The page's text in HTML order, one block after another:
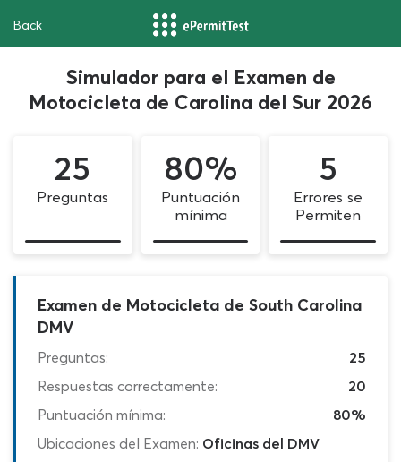
Back
Simulador para el Examen de
Motocicleta de Carolina del Sur 2026
25
Preguntas
80%
Puntuación
mínima
5
Errores se
Permiten
Examen de Motocicleta de South Carolina
DMV
Preguntas:
25
Respuestas correctamente:
20
Puntuación mínima:
80%
Ubicaciones del Examen: Oficinas del DMV